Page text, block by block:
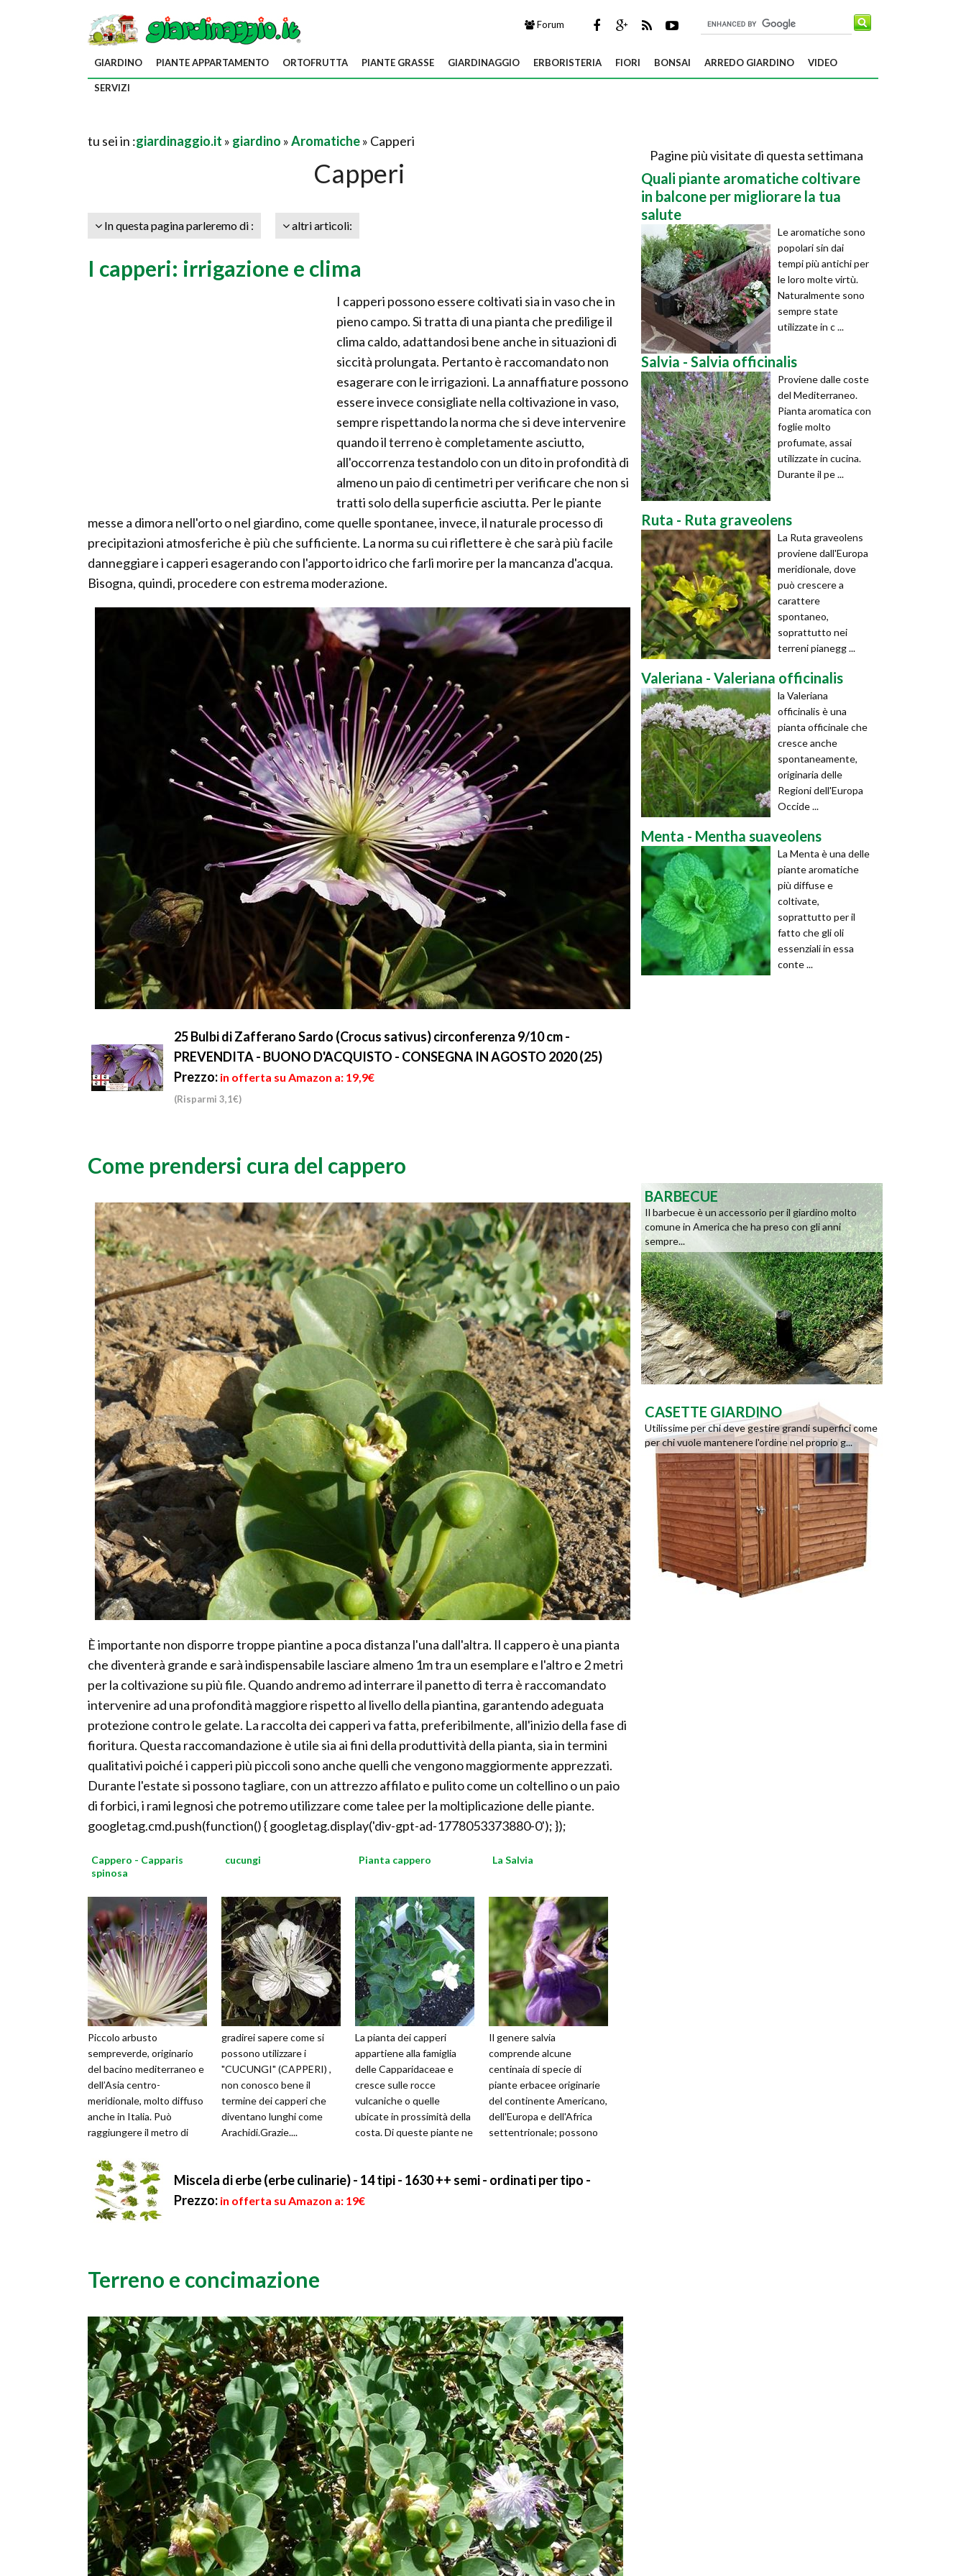
Forum
GIARDINO PIANTE APPARTAMENTO ORTOFRUTTA PIANTE GRASSE GIARDINAGGIO ERBORISTERIA FIORI BONSAI ARREDO GIARDINO VIDEO
SERVIZI
tu sei in :giardinaggio.it » giardino »Aromatiche» Capperi
Capperi
In questa pagina parleremo di : altri articoli:
I capperi: irrigazione e clima
I capperi possono essere coltivati sia in vaso che in
pieno campo. Si tratta di una pianta che predilige il
clima caldo, adattandosi bene anche in situazioni di
siccità prolungata. Pertanto è raccomandato non
esagerare con le irrigazioni. La annaffiature possono
essere invece consigliate nella coltivazione in vaso,
sempre rispettando la norma che si deve intervenire
quando il terreno è completamente asciutto,
all'occorrenza testandolo con un dito in profondità di
almeno un paio di centimetri per verificare che non si
tratti solo della superficie asciutta. Per le piante
messe a dimora nell'orto o nel giardino, come quelle spontanee, invece, il naturale processo di
precipitazioni atmosferiche è più che sufficiente. La norma su cui riflettere è che sarà più facile
danneggiare i capperi esagerando con l'apporto idrico che farli morire per la mancanza d'acqua.
Bisogna, quindi, procedere con estrema moderazione.
25 Bulbi di Zafferano Sardo (Crocus sativus) circonferenza 9/10 cm -
PREVENDITA - BUONO D'ACQUISTO - CONSEGNA IN AGOSTO 2020 (25)
Prezzo: in offerta su Amazon a: 19,9€
(Risparmi 3,1€)
Come prendersi cura del cappero
È importante non disporre troppe piantine a poca distanza l'una dall'altra. Il cappero è una pianta
che diventerà grande e sarà indispensabile lasciare almeno 1m tra un esemplare e l'altro e 2 metri
per la coltivazione su più file. Quando andremo ad interrare il panetto di terra è raccomandato
intervenire ad una profondità maggiore rispetto al livello della piantina, garantendo adeguata
protezione contro le gelate. La raccolta dei capperi va fatta, preferibilmente, all'inizio della fase di
fioritura. Questa raccomandazione è utile sia ai fini della produttività della pianta, sia in termini
qualitativi poiché i capperi più piccoli sono anche quelli che vengono maggiormente apprezzati.
Durante l'estate si possono tagliare, con un attrezzo affilato e pulito come un coltellino o un paio
di forbici, i rami legnosi che potremo utilizzare come talee per la moltiplicazione delle piante.
googletag.cmd.push(function() { googletag.display('div-gpt-ad-1778053373880-0'); });
Cappero - Capparis
spinosa
Piccolo arbusto
sempreverde, originario
del bacino mediterraneo e
dell’Asia centro-
meridionale, molto diffuso
anche in Italia. Può
raggiungere il metro di
sviluppa come copr...
cucungi
gradirei sapere come si
possono utilizzare i
"CUCUNGI" (CAPPERI) ,
non conosco bene il
termine dei capperi che
diventano lunghi come
Arachidi.Grazie....
Pianta cappero
La pianta dei capperi
appartiene alla famiglia
delle Capparidaceae e
cresce sulle rocce
vulcaniche o quelle
ubicate in prossimità della
costa. Di queste piante ne
La Salvia
Il genere salvia
comprende alcune
centinaia di specie di
piante erbacee originarie
del continente Americano,
dell'Europa e dell'Africa
settentrionale; possono
Miscela di erbe (erbe culinarie) - 14 tipi - 1630 ++ semi - ordinati per tipo -
Prezzo: in offerta su Amazon a: 19€
Terreno e concimazione
Pagine più visitate di questa settimana
Quali piante aromatiche coltivare
in balcone per migliorare la tua
salute
Le aromatiche sono
popolari sin dai
tempi più antichi per
le loro molte virtù.
Naturalmente sono
sempre state
utilizzate in c ...
Salvia - Salvia officinalis
Proviene dalle coste
del Mediterraneo.
Pianta aromatica con
foglie molto
profumate, assai
utilizzate in cucina.
Durante il pe ...
Ruta - Ruta graveolens
La Ruta graveolens
proviene dall'Europa
meridionale, dove
può crescere a
carattere
spontaneo,
soprattutto nei
terreni pianegg ...
Valeriana - Valeriana officinalis
la Valeriana
officinalis è una
pianta officinale che
cresce anche
spontaneamente,
originaria delle
Regioni dell'Europa
Occide ...
Menta - Mentha suaveolens
La Menta è una delle
piante aromatiche
più diffuse e
coltivate,
soprattutto per il
fatto che gli oli
essenziali in essa
conte ...
BARBECUE
Il barbecue è un accessorio per il giardino molto
comune in America che ha preso con gli anni
sempre...
CASETTE GIARDINO
Utilissime per chi deve gestire grandi superfici come
per chi vuole mantenere l'ordine nel proprio g...